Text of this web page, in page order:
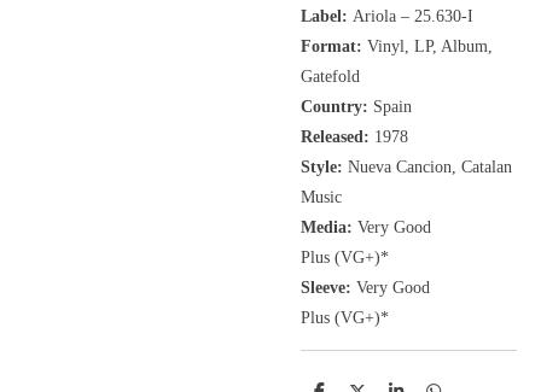
Label: Ariola ‎– 25.630-I
Format: Vinyl, LP, Album,
Gatefold
Country: Spain
Released: 1978
Style: Nueva Cancion, Catalan
Music
Media: Very Good
Plus (VG+)*
Sleeve: Very Good
Plus (VG+)*